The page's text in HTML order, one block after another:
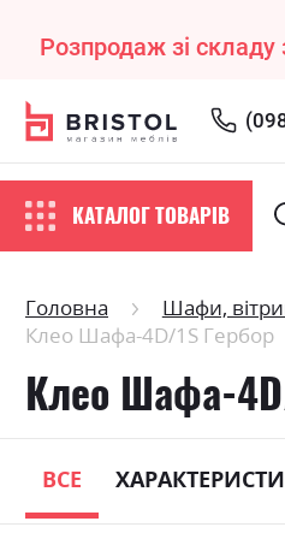
Розпродаж зі
КАТАЛОГ ТОВАРІВ
Головна Шафи,
Клео Шафа-4D/1S Гербор
Клео Шафа-
ВСЕ